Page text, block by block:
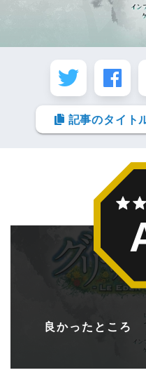
記事のタイト
良かったところ